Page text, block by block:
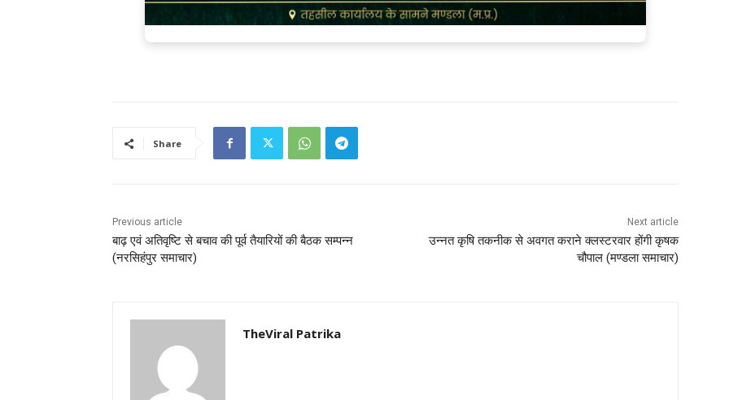
Share
Previous article
बाढ़ एवं अतिवृष्टि से बचाव की पूर्व तैयारियों की बैठक सम्पन्न
(नरसिहंपुर समाचार)
Next article
उन्नत कृषि तकनीक से अवगत कराने क्लस्टरवार होंगी कृषक
चौपाल (मण्‍डला समाचार)
TheViral Patrika